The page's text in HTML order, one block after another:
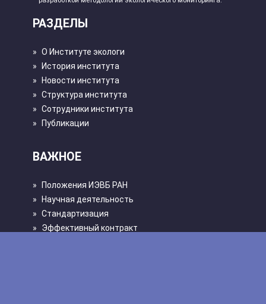
РАЗДЕЛЫ
» О Институте экологи
»
История института
»
Новости института
» Структура института
» Сотрудники института
»
Публикации
ВАЖНОЕ
»
Положения ИЭВБ РАН
»
Научная деятельность
» Стандартизация
»
Эффективный контракт